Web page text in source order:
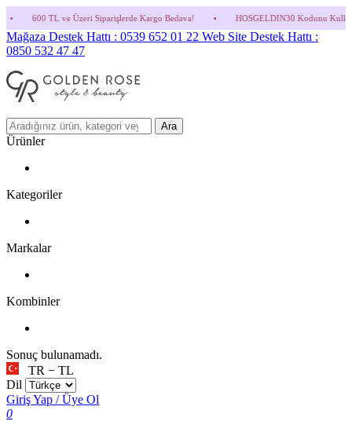
Siparişlerde Kargo Bedava! • HOSGELDIN30 Kodunu Kullanmayı Unutma!
Mağaza Destek Hattı : 0539 652 01 22 Web Site Destek Hattı :
0850 532 47 47
Ara
Ürünler
Kategoriler
Markalar
Kombinler
Sonuç bulunamadı.
TR − TL
Dil
Giriş Yap / Üye Ol
0